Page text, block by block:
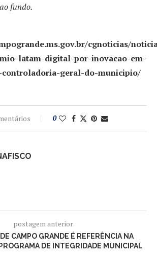
fundo.
cgnoticias/
latam-digital-por-inovacao-em-
geral-do-municipio/
0
postagem anterior
CAMPO GRANDE É REFERÊNCIA NA
DE INTEGRIDADE MUNICIPAL